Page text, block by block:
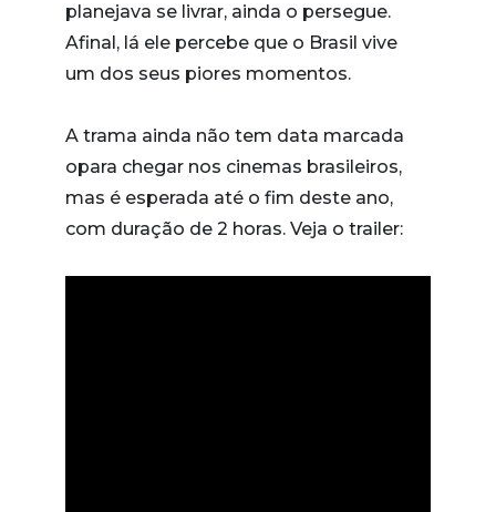
planejava se livrar, ainda o persegue.
Afinal, lá ele percebe que o Brasil vive
um dos seus piores momentos.
A trama ainda não tem data marcada
opara chegar nos cinemas brasileiros,
mas é esperada até o fim deste ano,
com duração de 2 horas. Veja o trailer: